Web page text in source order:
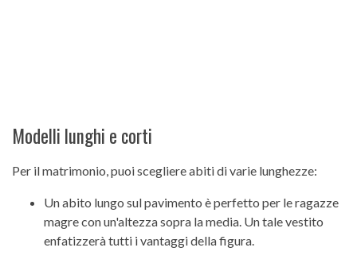
Modelli lunghi e corti
Per il matrimonio, puoi scegliere abiti di varie lunghezze:
Un abito lungo sul pavimento è perfetto per le ragazze
magre con un'altezza sopra la media. Un tale vestito
enfatizzerà tutti i vantaggi della figura.